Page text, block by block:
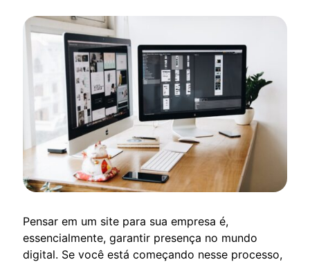
Pensar em um site para sua empresa é,
essencialmente, garantir presença no mundo
digital. Se você está começando nesse processo,